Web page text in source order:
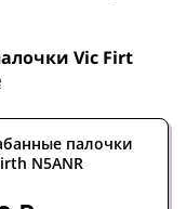
Vic Firt
палочки
N5ANR